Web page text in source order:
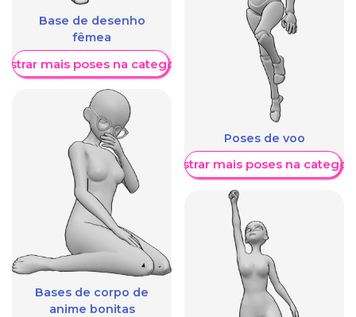
Base de desenho
fêmea
mais poses na categoria
Bases de corpo de
anime bonitas
Poses de voo
Mostrar mais poses na